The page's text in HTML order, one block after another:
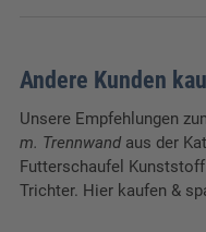
Breite:
Länge:
Höhe:
Andere Kunden
Unsere Empfehlungen
m. Trennwandaus der
Futterschaufel
Trichter. Hier kaufen &